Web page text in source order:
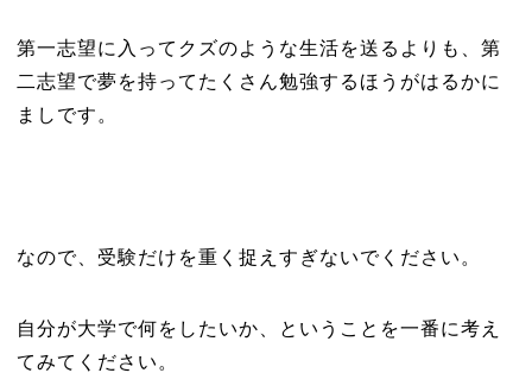
第一志望に入ってクズのような生活を送るよりも、第
二志望で夢を持ってたくさん勉強するほうがはるかに
ましです。
なので、受験だけを重く捉えすぎないでください。
自分が大学で何をしたいか、ということを一番に考え
てみてください。